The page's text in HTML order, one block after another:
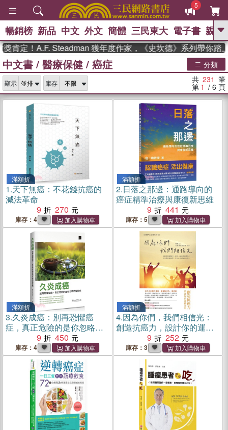
5
GO
熱搜： The Odyssey 、
父親節 、 如果歷史是一群喵 、 暑期
國際布克獎 臺灣漫遊錄 、 方
念華 、 台灣的李登輝時代 、 數學女
孩：黎曼猜想 、 偉大的迷走神經
暢銷榜 新品 中文 外文 簡體 三民東大 電子書 親子
A.F. Steadman 獲年度作家，《史坎德》系列帶你踏上熱血
中文書 / 醫療保健 / 癌症 分類
顯示 庫存 共 231 筆
第 1 / 6 頁
滿額折
1.天下無癌：不花錢抗癌的
減法革命
9
270
庫存：4
滿額折
2.日落之那邊：通路導向的
癌症精準治療與康復新思維
9
441
庫存：5
滿額折
3.久炎成癌：別再恐懼癌
症，真正危險的是你忽略的
9 450
庫存：4
滿額折
4.因為你們，我們相信光：
創造抗癌力，設計你的運動
9 252
庫存：3